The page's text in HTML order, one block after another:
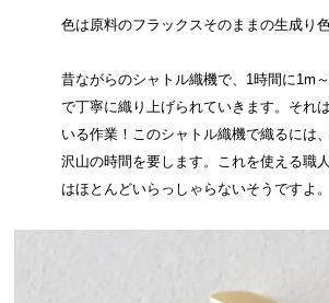
色は原料のフラックスそのままの生成り色
昔ながらのシャトル織機で、1時間に1m
で丁寧に織り上げられていきます。それ
いる作業！このシャトル織機で織るには
沢山の時間を要します。これを使える職
はほとんどいらっしゃらないそうですよ。